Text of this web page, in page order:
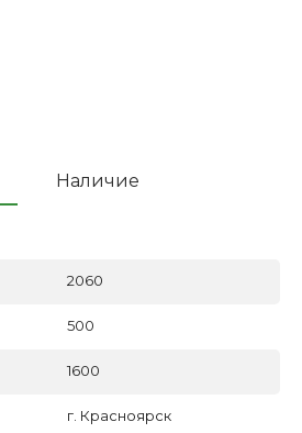
Наличие
2060
500
1600
г. Красноярск